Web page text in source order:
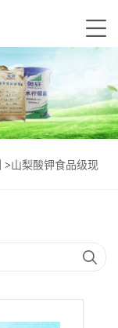
>山梨酸钾食品级现